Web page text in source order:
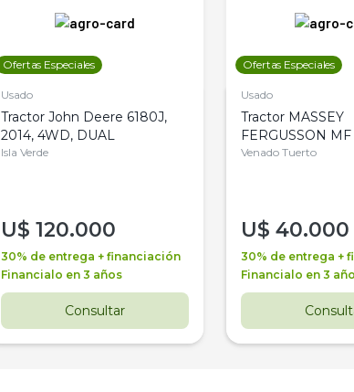
Ofertas Especiales
Usado
Tractor John Deere 6180J,
2014, 4WD, DUAL
Isla Verde
U$ 120.000
30% de entrega + financiación
Financialo en 3 años
Consultar
Ofertas Especiales
Usado
Tractor MASSEY
FERGUSSON MF
4WD, PATON
Venado Tuerto
U$ 40.000
30% de entrega +
Financialo en 3